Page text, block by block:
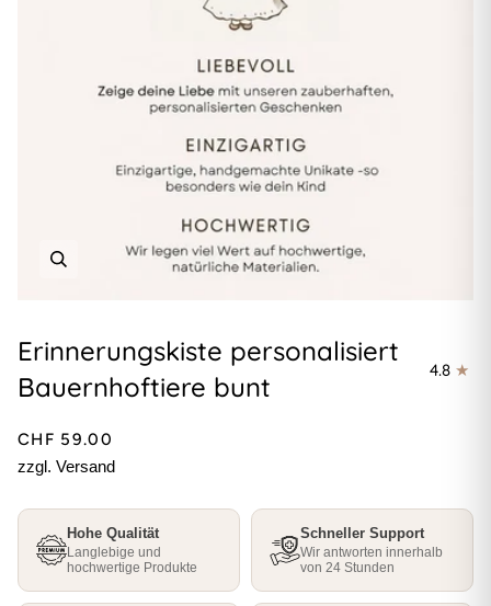
Erinnerungskiste personalisiert
Bauernhoftiere bunt
4.8
CHF 59.00
zzgl. Versand
Hohe Qualität
Langlebige und
hochwertige Produkte
Schneller Support
Wir antworten innerhalb
von 24 Stunden